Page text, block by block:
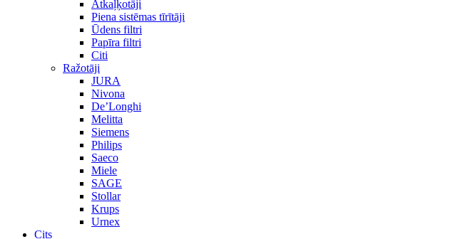
Atkaļķotāji
Piena sistēmas tīrītāji
Ūdens filtri
Papīra filtri
Citi
Ražotāji
JURA
Nivona
De’Longhi
Melitta
Siemens
Philips
Saeco
Miele
SAGE
Stollar
Krups
Urnex
Cits